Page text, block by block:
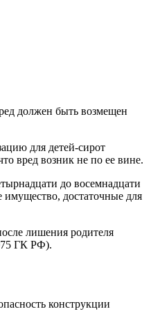
должен быть возмещен
для детей-сирот
вред возник не по ее вине.
до восемнадцати
достаточные для
лишения родителя
ГК РФ).
конструкции